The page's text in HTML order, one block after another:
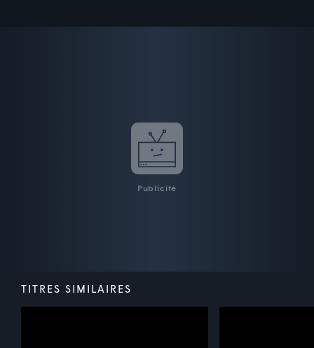
Publicité
TITRES SIMILAIRES